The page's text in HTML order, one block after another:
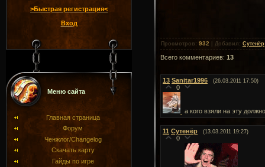
>Быстрая регистрация<
Вход
Меню сайта
Главная страница
Форум
Ченжлог/Changelog
Скачать карту
Гайды по игре
Просмотров : 932 Добавил : Сутенёр
Всего комментариев: 13
13 Sanitar1996 (26.03.2011 17:50)
0
а кого взяли на эту
11 Сутенёр (13.03.2011 19:27)
0